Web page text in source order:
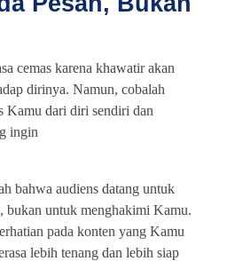
cemas karena khawatir akan
dirinya. Namun, cobalah
Kamu dari diri sendiri dan
ingin
bahwa audiens datang untuk
bukan untuk menghakimi Kamu.
pada konten yang Kamu
lebih tenang dan lebih siap